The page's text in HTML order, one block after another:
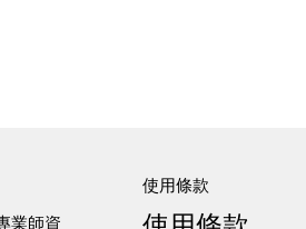
業師資
使用條款